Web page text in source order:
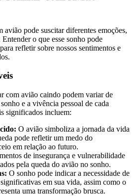
avião pode suscitar diferentes emoções,
o que esse sonho pode
refletir sobre nossos sentimentos e
com avião caindo podem variar de
e a vivência pessoal de cada
significados incluem:
O avião simboliza a jornada da vida
pode refletir um medo do
em relação ao futuro.
de insegurança e vulnerabilidade
pela queda do avião no sonho.
O sonho pode indicar a necessidade de
em sua vida, assim como o
uma transformação brusca.